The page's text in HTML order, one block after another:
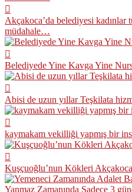
Akçakoca’da belediyesi kadınlar
müdahale…
Belediyede Yine Kavga Yine
Abisi de uzun yıllar Teşkilata
kaymakam vekilliği yapmış bir
Kuşçuoğlu’nun Kökleri